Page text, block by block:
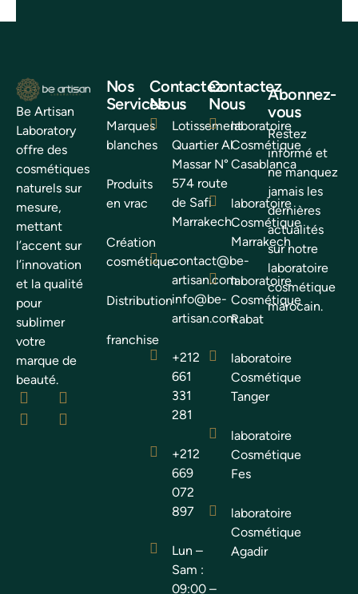
Be Artisan
Laboratory
offre des
cosmétiques
naturels sur
mesure,
mettant
l’accent sur
l’innovation
et la qualité
pour
sublimer
votre
marque de
beauté.
Nos
Services
Marques
blanches
Produits
en vrac
Création
cosmétique
Distribution
franchise
Contactez
Nous
Lotissement
Quartier Al
Massar N°
574 route
de Safi
Marrakech.
contact@be-
artisan.com
info@be-
artisan.com
+212
661
331
281
+212
669
072
897
Lun –
Sam :
09:00 –
Contactez
Nous
laboratoire
Cosmétique
Casablanca
laboratoire
Cosmétique
Marrakech
laboratoire
Cosmétique
Rabat
laboratoire
Cosmétique
Tanger
laboratoire
Cosmétique
Fes
laboratoire
Cosmétique
Agadir
Abonnez-
vous
Restez
informé et
ne manquez
jamais les
dernières
actualités
sur notre
laboratoire
cosmétique
marocain.